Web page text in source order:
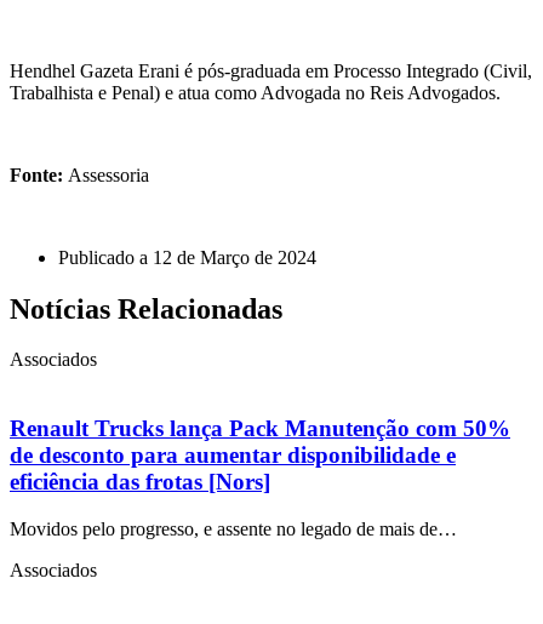
Hendhel Gazeta Erani é pós-graduada em Processo Integrado (Civil,
Trabalhista e Penal) e atua como Advogada no Reis Advogados.
Fonte: Assessoria
Publicado a 12 de Março de 2024
Notícias Relacionadas
Associados
Renault Trucks lança Pack Manutenção com 50%
de desconto para aumentar disponibilidade e
eficiência das frotas [Nors]
Movidos pelo progresso, e assente no legado de mais de…
Associados